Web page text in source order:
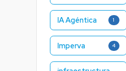
IA Agéntica 1
Imperva 4